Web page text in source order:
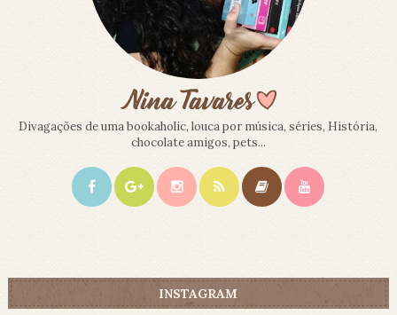
Divagações de uma bookaholic, louca por música, séries, História,
chocolate amigos, pets...
INSTAGRAM